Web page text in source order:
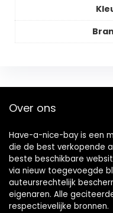
Over ons
Have-a-nice-bay is een
die de best verkopende
beste beschikbare
via nieuw toegevoegde
auteursrechtelijk
eigenaren. Alle
respectievelijke bronnen.